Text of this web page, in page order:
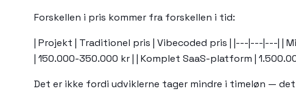
Forskellen i pris kommer fra forskellen i tid:
| Projekt | Traditionel pris | Vibecoded pris | |---|---|---| |
| 150.000-350.000 kr | | Komplet SaaS-platform |
Det er ikke fordi udviklerne tager mindre i timeløn —